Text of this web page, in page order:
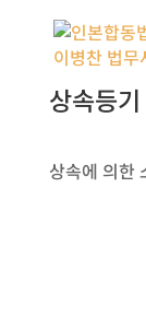
상속등기
상속에 의한